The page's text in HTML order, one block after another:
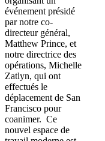
événement présidé
par notre co-
directeur général,
Matthew Prince, et
notre directrice des
opérations, Michelle
Zatlyn, qui ont
effectués le
déplacement de San
Francisco pour
coanimer. Ce
nouvel espace de